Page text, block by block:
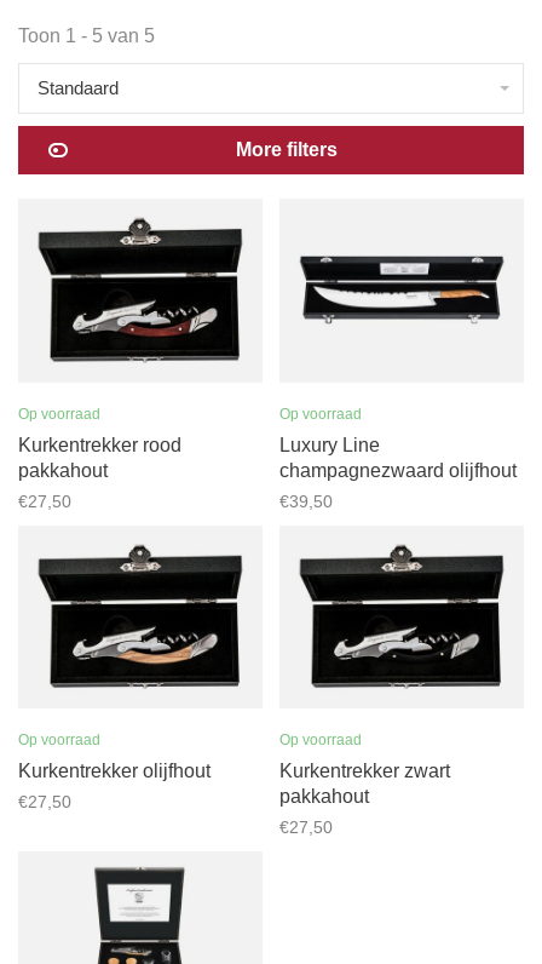
Toon 1 - 5 van 5
Standaard
More filters
Op voorraad
Kurkentrekker rood
pakkahout
€27,50
Op voorraad
Luxury Line
champagnezwaard olijfhout
€39,50
Op voorraad
Kurkentrekker olijfhout
€27,50
Op voorraad
Kurkentrekker zwart
pakkahout
€27,50